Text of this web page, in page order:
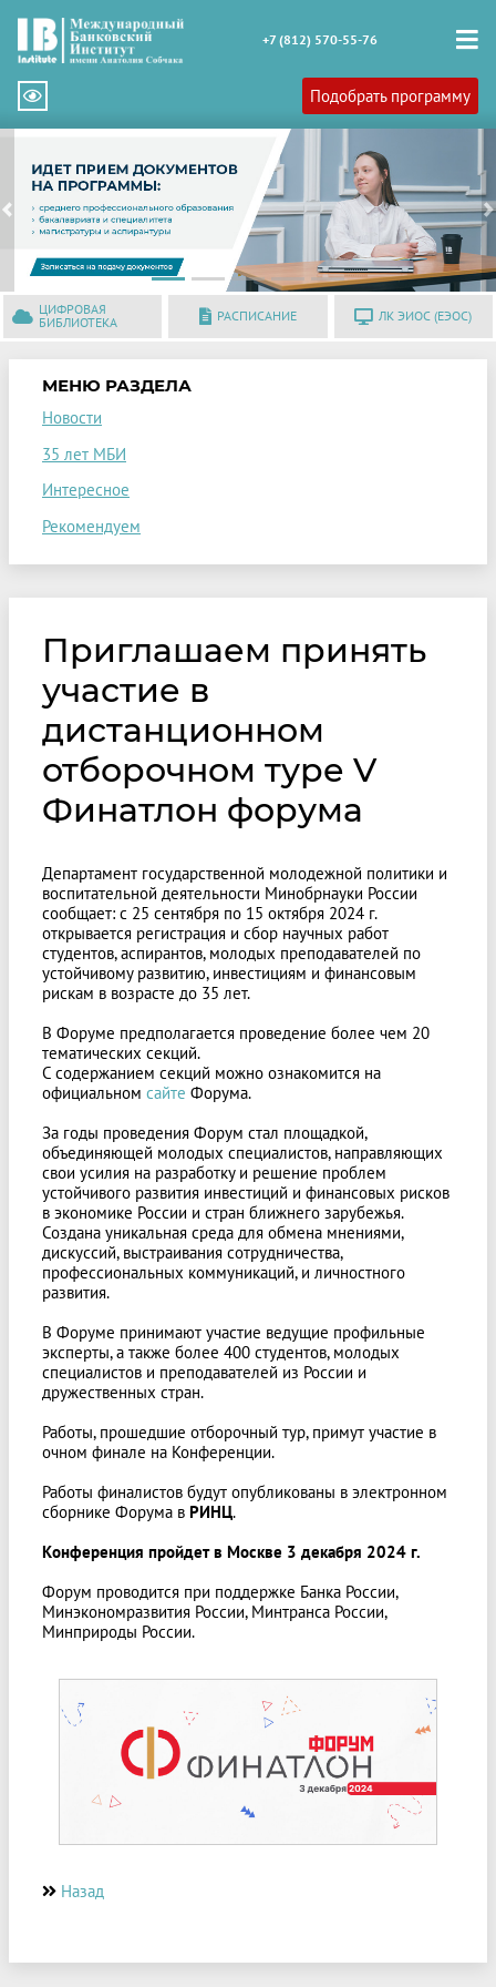
+7 (812) 570-55-76
Подобрать программу
Previous
ЦИФРОВАЯ
БИБЛИОТЕКА
РАСПИСАНИЕ ЛК ЭИОС (ЕЭОС)
МЕНЮ РАЗДЕЛА
Новости
35 лет МБИ
Интересное
Рекомендуем
Приглашаем принять
участие в
дистанционном
отборочном туре V
Финатлон форума
Департамент государственной молодежной политики и
воспитательной деятельности Минобрнауки России
сообщает: с 25 сентября по 15 октября 2024 г.
открывается регистрация и сбор научных работ
студентов, аспирантов, молодых преподавателей по
устойчивому развитию, инвестициям и финансовым
рискам в возрасте до 35 лет.
В Форуме предполагается проведение более чем 20
тематических секций.
С содержанием секций можно ознакомится на
официальном сайте Форума.
За годы проведения Форум стал площадкой,
объединяющей молодых специалистов, направляющих
свои усилия на разработку и решение проблем
устойчивого развития инвестиций и финансовых рисков
в экономике России и стран ближнего зарубежья.
Создана уникальная среда для обмена мнениями,
дискуссий, выстраивания сотрудничества,
профессиональных коммуникаций, и личностного
развития.
В Форуме принимают участие ведущие профильные
эксперты, а также более 400 студентов, молодых
специалистов и преподавателей из России и
дружественных стран.
Работы, прошедшие отборочный тур, примут участие в
очном финале на Конференции.
Работы финалистов будут опубликованы в электронном
сборнике Форума в РИНЦ.
Конференция пройдет в Москве 3 декабря 2024 г.
Форум проводится при поддержке Банка России,
Минэкономразвития России, Минтранса России,
Минприроды России.
Назад